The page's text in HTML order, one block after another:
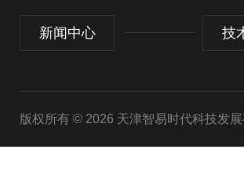
新闻中心 技
版权所有 © 2026 天津智易时代科技发展